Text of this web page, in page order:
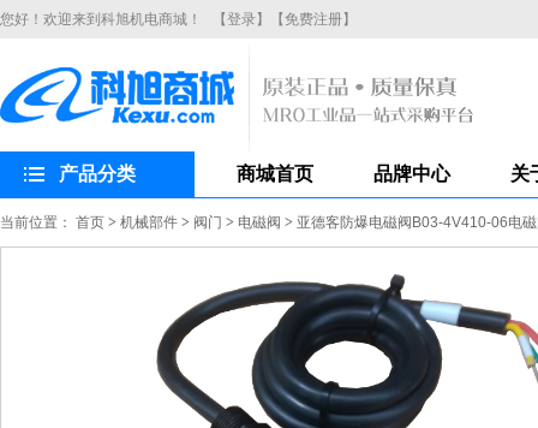
您好！欢迎来到科旭机电商城！ 【登录】 【免费注册】
产品分类 商城首页 品牌中心 关
当前位置： 首页 > 机械部件 > 阀门 > 电磁阀 > 亚德客防爆电磁阀B03-4V410-06电